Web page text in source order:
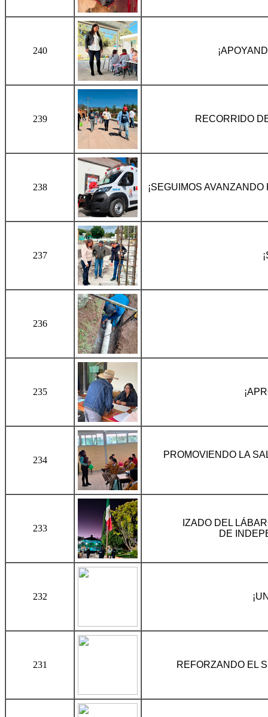
240
239 RECORRIDO
238 ¡SEGUIMOS
237
236
235
234
PROMOVIENDO LA
233
IZADO DEL
DE
232
231 REFORZANDO EL